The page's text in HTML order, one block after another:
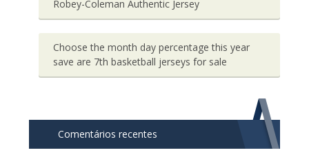
Robey-Coleman Authentic Jersey
Choose the month day percentage this year
save are 7th basketball jerseys for sale
Comentários recentes